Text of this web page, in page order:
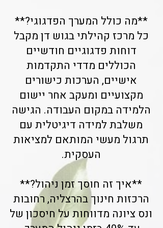
**מה כולל המערך הפדגוגי?**
כל מרכז קהילתי בגוש דן מקבל
דוחות פדגוגיים חודשיים
הכוללים מדדי התקדמות
אישיים, הערכות כישורים
מקצועיים ומעקב אחר יישום
הלמידה במקום העבודה. הגישה
משלבת למידה דיגיטלית עם
תרגול מעשי המותאם למציאות
העסקית.
**איך זה חוסך זמן ניהול?**
הרכזות חינוך בהרצליה, רחובות
ונס ציונה מדווחות על חיסכון של